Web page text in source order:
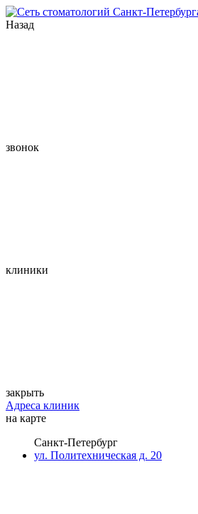
Назад
звонок
клиники
закрыть
Адреса клиник
на карте
Санкт-Петербург
ул. Политехническая д. 20